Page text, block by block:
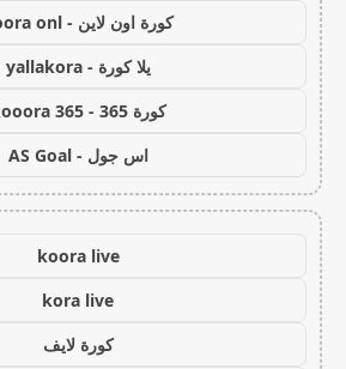
كورة اون لاين - koora onl
يلا كورة - yallakora
كورة 365 - kooora 365
اس جول - AS Goal
koora live
kora live
كورة لايف